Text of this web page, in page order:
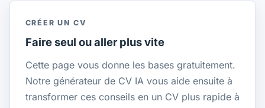
CRÉER UN CV
Faire seul ou aller plus vite
Cette page vous donne les bases gratuitement.
Notre générateur de CV IA vous aide ensuite à
transformer ces conseils en un CV plus rapide à